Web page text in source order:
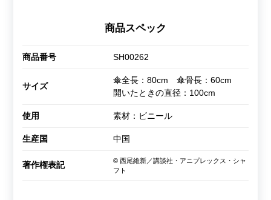
商品スペック
商品番号 SH00262
サイズ
傘全長：80cm 傘骨長：60cm
開いたときの直径：100cm
使用 素材：ビニール
生産国 中国
著作権表記
© 西尾維新／講談社・アニプレックス・シャ
フト